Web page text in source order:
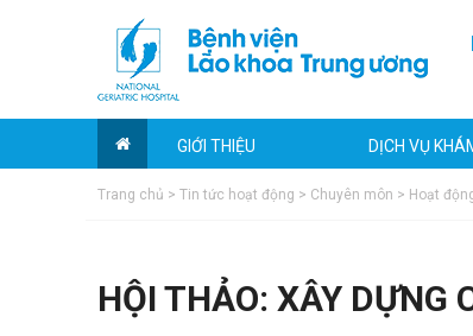
GIỚI THIỆU DỊCH VỤ
Trang chủ > Tin tức hoạt động > Chuyên môn > Hoạt
HỘI THẢO: XÂY DỰNG